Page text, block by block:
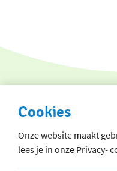
Hoofdgebouw
Cookies
Onze website maakt
lees je in onze Privacy-